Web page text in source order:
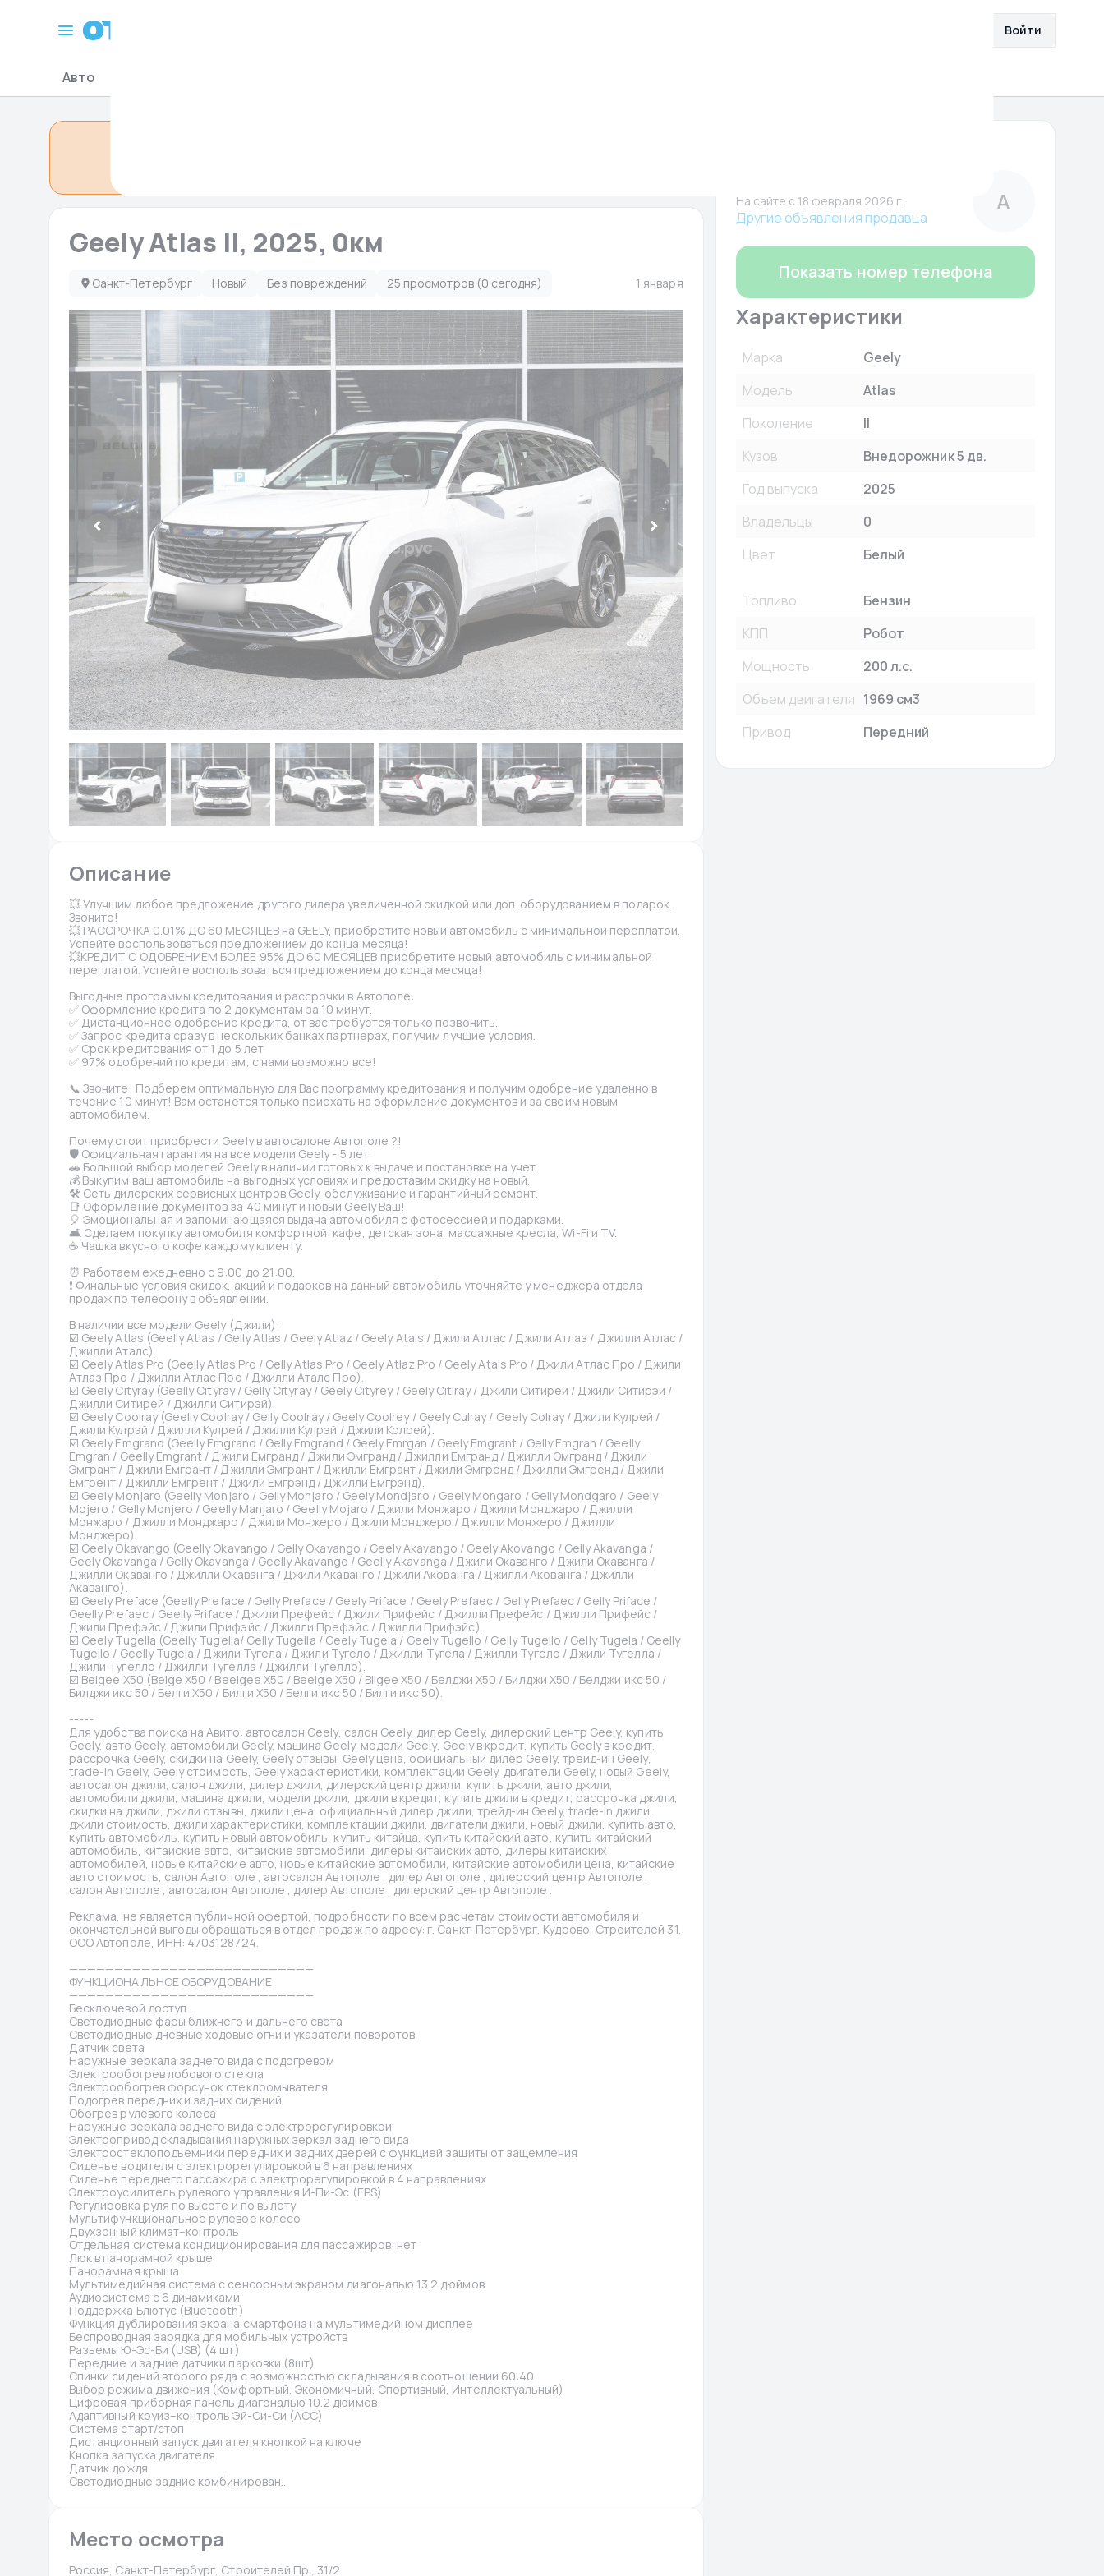
Войти
Авто
Geely Atlas II, 2025, 0км
Санкт-Петербург Новый Без повреждений 25 просмотров (0 сегодня) 1 января
Описание
💥 Улучшим любое предложение другого дилера увеличенной скидкой или доп. оборудованием в подарок.
Звоните!
💥 РАССРОЧКА 0.01% ДО 60 МЕСЯЦЕВ на GEELY, приобретите новый автомобиль с минимальной переплатой.
Успейте воспользоваться предложением до конца месяца!
💥КРЕДИТ С ОДОБРЕНИЕМ БОЛЕЕ 95% ДО 60 МЕСЯЦЕВ приобретите новый автомобиль с минимальной
переплатой. Успейте воспользоваться предложением до конца месяца!
Выгодные программы кредитования и рассрочки в Автополе:
✅ Оформление кредита по 2 документам за 10 минут.
✅ Дистанционное одобрение кредита, от вас требуется только позвонить.
✅ Запрос кредита сразу в нескольких банках партнерах, получим лучшие условия.
✅ Срок кредитования от 1 до 5 лет
✅ 97% одобрений по кредитам, с нами возможно все!
📞 Звоните! Подберем оптимальную для Вас программу кредитования и получим одобрение удаленно в
течение 10 минут! Вам останется только приехать на оформление документов и за своим новым
автомобилем.
Почему стоит приобрести Geely в автосалоне Автополе ?!
🛡 Официальная гарантия на все модели Geely - 5 лет
🚗 Большой выбор моделей Geely в наличии готовых к выдаче и постановке на учет.
💰 Выкупим ваш автомобиль на выгодных условиях и предоставим скидку на новый.
🛠 Сеть дилерских сервисных центров Geely, обслуживание и гарантийный ремонт.
📑 Оформление документов за 40 минут и новый Geely Ваш!
🎈 Эмоциональная и запоминающаяся выдача автомобиля с фотосессией и подарками.
🛋 Сделаем покупку автомобиля комфортной: кафе, детская зона, массажные кресла, Wi-Fi и TV.
☕ Чашка вкусного кофе каждому клиенту.
⏰ Работаем ежедневно с 9:00 до 21:00.
❗️ Финальные условия скидок, акций и подарков на данный автомобиль уточняйте у менеджера отдела
продаж по телефону в объявлении.
В наличии все модели Geely (Джили):
☑️ Geely Atlas (Geelly Atlas / Gelly Atlas / Geely Atlaz / Geely Atals / Джили Атлас / Джили Атлаз / Джилли Атлас /
Джилли Аталс).
☑️ Geely Atlas Pro (Geelly Atlas Pro / Gelly Atlas Pro / Geely Atlaz Pro / Geely Atals Pro / Джили Атлас Про / Джили
Атлаз Про / Джилли Атлас Про / Джилли Аталс Про).
☑️ Geely Cityray (Geelly Cityray / Gelly Cityray / Geely Cityrey / Geely Citiray / Джили Ситирей / Джили Ситирэй /
Джилли Ситирей / Джилли Ситирэй).
☑️ Geely Coolray (Geelly Coolray / Gelly Coolray / Geely Coolrey / Geely Culray / Geely Colray / Джили Кулрей /
Джили Кулрэй / Джилли Кулрей / Джилли Кулрэй / Джили Колрей).
☑️ Geely Emgrand (Geelly Emgrand / Gelly Emgrand / Geely Emrgan / Geely Emgrant / Gelly Emgran / Geelly
Emgran / Geelly Emgrant / Джили Емгранд / Джили Эмгранд / Джилли Емгранд / Джилли Эмгранд / Джили
Эмгрант / Джили Емгрант / Джилли Эмгрант / Джилли Емгрант / Джили Эмгренд / Джилли Эмгренд / Джили
Емгрент / Джилли Емгрент / Джили Емгрэнд / Джилли Емгрэнд).
☑️ Geely Monjaro (Geelly Monjaro / Gelly Monjaro / Geely Mondjaro / Geely Mongaro / Gelly Mondgaro / Geely
Mojero / Gelly Monjero / Geelly Manjaro / Geelly Mojaro / Джили Монжаро / Джили Монджаро / Джилли
Монжаро / Джилли Монджаро / Джили Монжеро / Джили Монджеро / Джилли Монжеро / Джилли
Монджеро).
☑️ Geely Okavango (Geelly Okavango / Gelly Okavango / Geely Akavango / Geely Akovango / Gelly Akavanga /
Geely Okavanga / Gelly Okavanga / Geelly Akavango / Geelly Akavanga / Джили Окаванго / Джили Окаванга /
Джилли Окаванго / Джилли Окаванга / Джили Акаванго / Джили Акованга / Джилли Акованга / Джилли
Акаванго).
☑️ Geely Preface (Geelly Preface / Gelly Preface / Geely Priface / Geely Prefaec / Gelly Prefaec / Gelly Priface /
Geelly Prefaec / Geelly Priface / Джили Префейс / Джили Прифейс / Джилли Префейс / Джилли Прифейс /
Джили Префэйс / Джили Прифэйс / Джилли Префэйс / Джилли Прифэйс).
☑️ Geely Tugella (Geelly Tugella/ Gelly Tugella / Geely Tugela / Geely Tugello / Gelly Tugello / Gelly Tugela / Geelly
Tugello / Geelly Tugela / Джили Тугела / Джили Тугело / Джилли Тугела / Джилли Тугело / Джили Тугелла /
Джили Тугелло / Джилли Тугелла / Джилли Тугелло).
☑️ Belgee X50 (Belge X50 / Beelgee X50 / Beelge X50 / Bilgee X50 / Белджи Х50 / Билджи Х50 / Белджи икс 50 /
Билджи икс 50 / Белги Х50 / Билги Х50 / Белги икс 50 / Билги икс 50).
-----
Для удобства поиска на Авито: автосалон Geely, салон Geely, дилер Geely, дилерский центр Geely, купить
Geely, авто Geely, автомобили Geely, машина Geely, модели Geely, Geely в кредит, купить Geely в кредит,
рассрочка Geely, скидки на Geely, Geely отзывы, Geely цена, официальный дилер Geely, трейд-ин Geely,
trade-in Geely, Geely стоимость, Geely характеристики, комплектации Geely, двигатели Geely, новый Geely,
автосалон джили, салон джили, дилер джили, дилерский центр джили, купить джили, авто джили,
автомобили джили, машина джили, модели джили, джили в кредит, купить джили в кредит, рассрочка джили,
скидки на джили, джили отзывы, джили цена, официальный дилер джили, трейд-ин Geely, trade-in джили,
джили стоимость, джили характеристики, комплектации джили, двигатели джили, новый джили, купить авто,
купить автомобиль, купить новый автомобиль, купить китайца, купить китайский авто, купить китайский
автомобиль, китайские авто, китайские автомобили, дилеры китайских авто, дилеры китайских
автомобилей, новые китайские авто, новые китайские автомобили, китайские автомобили цена, китайские
авто стоимость, салон Автополе , автосалон Автополе , дилер Автополе , дилерский центр Автополе ,
салон Автополе , автосалон Автополе , дилер Автополе , дилерский центр Автополе .
Реклама, не является публичной офертой, подробности по всем расчетам стоимости автомобиля и
окончательной выгоды обращаться в отдел продаж по адресу: г. Санкт-Петербург, Кудрово, Строителей 31,
ООО Автополе, ИНН: 4703128724.
———————————————————————————
ФУНКЦИОНАЛЬНОЕ ОБОРУДОВАНИЕ
———————————————————————————
Бесключевой доступ
Светодиодные фары ближнего и дальнего света
Светодиодные дневные ходовые огни и указатели поворотов
Датчик света
Наружные зеркала заднего вида с подогревом
Электрообогрев лобового стекла
Электрообогрев форсунок стеклоомывателя
Подогрев передних и задних сидений
Обогрев рулевого колеса
Наружные зеркала заднего вида с электрорегулировкой
Электропривод складывания наружных зеркал заднего вида
Электростеклоподъемники передних и задних дверей с функцией защиты от защемления
Сиденье водителя с электрорегулировкой в 6 направлениях
Сиденье переднего пассажира с электрорегулировкой в 4 направлениях
Электроусилитель рулевого управления И-Пи-Эс (EPS)
Регулировка руля по высоте и по вылету
Мультифункциональное рулевое колесо
Двухзонный климат–контроль
Отдельная система кондиционирования для пассажиров: нет
Люк в панорамной крыше
Панорамная крыша
Мультимедийная система с сенсорным экраном диагональю 13.2 дюймов
Аудиосистема с 6 динамиками
Поддержка Блютус (Bluetooth)
Функция дублирования экрана смартфона на мультимедийном дисплее
Беспроводная зарядка для мобильных устройств
Разъемы Ю-Эс-Би (USB) (4 шт)
Передние и задние датчики парковки (8шт)
Спинки сидений второго ряда с возможностью складывания в соотношении 60:40
Выбор режима движения (Комфортный, Экономичный, Спортивный, Интеллектуальный)
Цифровая приборная панель диагональю 10.2 дюймов
Адаптивный круиз–контроль Эй-Си-Си (ACC)
Система старт/стоп
Дистанционный запуск двигателя кнопкой на ключе
Кнопка запуска двигателя
Датчик дождя
Светодиодные задние комбинирован...
Место осмотра
Россия, Санкт-Петербург, Строителей Пр., 31/2
На сайте c 18 февраля 2026 г.
Другие объявления продавца
А
Показать номер телефона
Характеристики
Марка
Geely
Модель
Atlas
Поколение
II
Кузов
Внедорожник 5 дв.
Год выпуска
2025
Владельцы
0
Цвет
Белый
Топливо
Бензин
КПП
Робот
Мощность
200 л.с.
Объем двигателя 1969 см3
Привод
Передний